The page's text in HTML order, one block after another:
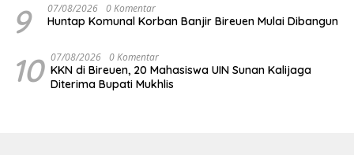
9 07/08/2026 0 Komentar
Huntap Komunal Korban Banjir Bireuen Mulai Dibangun
10 07/08/2026 0 Komentar
KKN di Bireuen, 20 Mahasiswa UIN Sunan Kalijaga